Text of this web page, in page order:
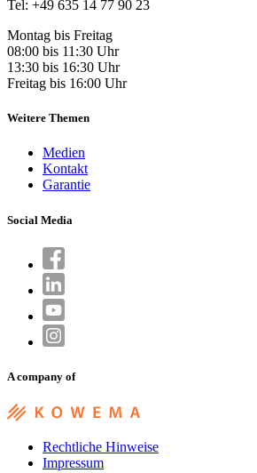
Tel: +49 635 14 77 90 23
Montag bis Freitag
08:00 bis 11:30 Uhr
13:30 bis 16:30 Uhr
Freitag bis 16:00 Uhr
Weitere Themen
Medien
Kontakt
Garantie
Social Media
A company of
Rechtliche Hinweise
Impressum